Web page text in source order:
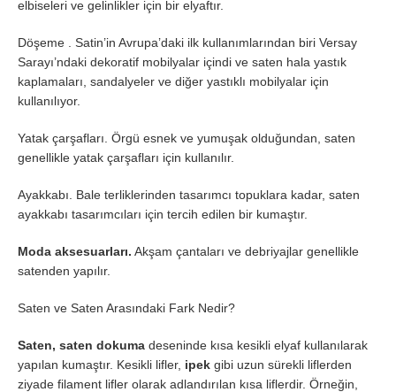
elbiseleri ve gelinlikler için bir elyaftır.
Döşeme . Satin’in Avrupa’daki ilk kullanımlarından biri Versay
Sarayı’ndaki dekoratif mobilyalar içindi ve saten hala yastık
kaplamaları, sandalyeler ve diğer yastıklı mobilyalar için
kullanılıyor.
Yatak çarşafları. Örgü esnek ve yumuşak olduğundan, saten
genellikle yatak çarşafları için kullanılır.
Ayakkabı. Bale terliklerinden tasarımcı topuklara kadar, saten
ayakkabı tasarımcıları için tercih edilen bir kumaştır.
Moda aksesuarları. Akşam çantaları ve debriyajlar genellikle
satenden yapılır.
Saten ve Saten Arasındaki Fark Nedir?
Saten, saten dokuma deseninde kısa kesikli elyaf kullanılarak
yapılan kumaştır. Kesikli lifler, ipek gibi uzun sürekli liflerden
ziyade filament lifler olarak adlandırılan kısa liflerdir. Örneğin,